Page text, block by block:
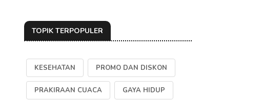
TOPIK TERPOPULER
KESEHATAN PROMO DAN DISKON
PRAKIRAAN CUACA GAYA HIDUP